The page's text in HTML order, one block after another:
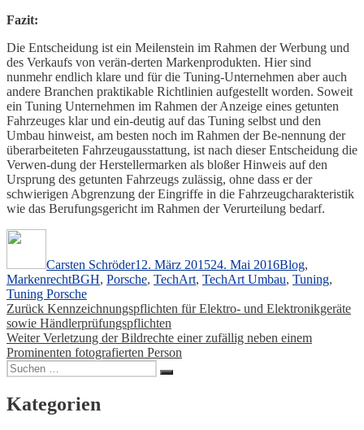
Fazit:
Die Entscheidung ist ein Meilenstein im Rahmen der Werbung und
des Verkaufs von verän-derten Markenprodukten. Hier sind
nunmehr endlich klare und für die Tuning-Unternehmen aber auch
andere Branchen praktikable Richtlinien aufgestellt worden. Soweit
ein Tuning Unternehmen im Rahmen der Anzeige eines getunten
Fahrzeuges klar und ein-deutig auf das Tuning selbst und den
Umbau hinweist, am besten noch im Rahmen der Be-nennung der
überarbeiteten Fahrzeugausstattung, ist nach dieser Entscheidung die
Verwen-dung der Herstellermarken als bloßer Hinweis auf den
Ursprung des getunten Fahrzeugs zulässig, ohne dass er der
schwierigen Abgrenzung der Eingriffe in die Fahrzeugcharakteristik
wie das Berufungsgericht im Rahmen der Verurteilung bedarf.
Carsten Schröder12. März 201524. Mai 2016Blog,
MarkenrechtSchlagwörter
BGH, Porsche, TechArt, TechArt Umbau, Tuning,
Tuning Porsche
Beitragsnavigation
Zurück Vorheriger
Beitrag:
Kennzeichnungspflichten für Elektro- und Elektronikgeräte
sowie Händlerprüfungspflichten
Weiter Nächster
Beitrag:
Verletzung der Bildrechte einer zufällig neben einem
Prominenten fotografierten Person
Suchen
nach:
Suchen
Kategorien